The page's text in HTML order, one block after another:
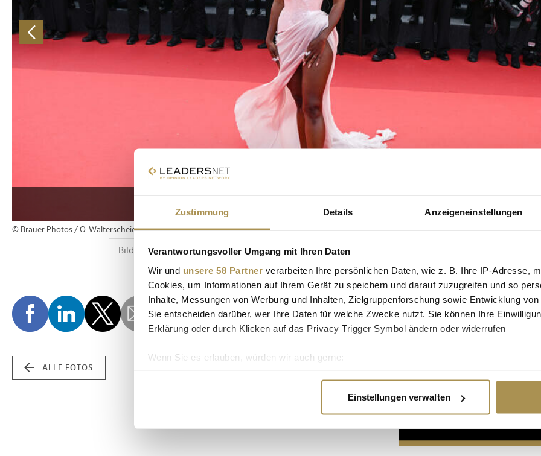
Zustimmung Details Anzeigeneinstellungen
Verantwortungsvoller Umgang mit Ihren Daten
Wir und unsere 58 Partner verarbeiten Ihre persönlichen Daten, wie z. B. Ihre IP-Adresse,
Cookies, um Informationen auf Ihrem Gerät zu speichern und darauf zuzugreifen und so
Inhalte, Messungen von Werbung und Inhalten, Zielgruppenforschung sowie Entwicklung
Sie entscheiden darüber, wer Ihre Daten für welche Zwecke nutzt. Sie können Ihre
Erklärung oder durch Klicken auf das Privacy Trigger Symbol ändern oder widerrufen
Wenn Sie es erlauben, würden wir auch gerne:
Erfahren Sie mehr darüber, wie Ihre persönlichen Daten verarbeitet werden, und legen Sie
Wir verwenden Cookies, um Inhalte und Anzeigen zu personalisieren, Funktionen für soziale
Einstellungen verwalten
© Brauer Photos / O. Walterscheid
ALLE FOTOS
Advertisement